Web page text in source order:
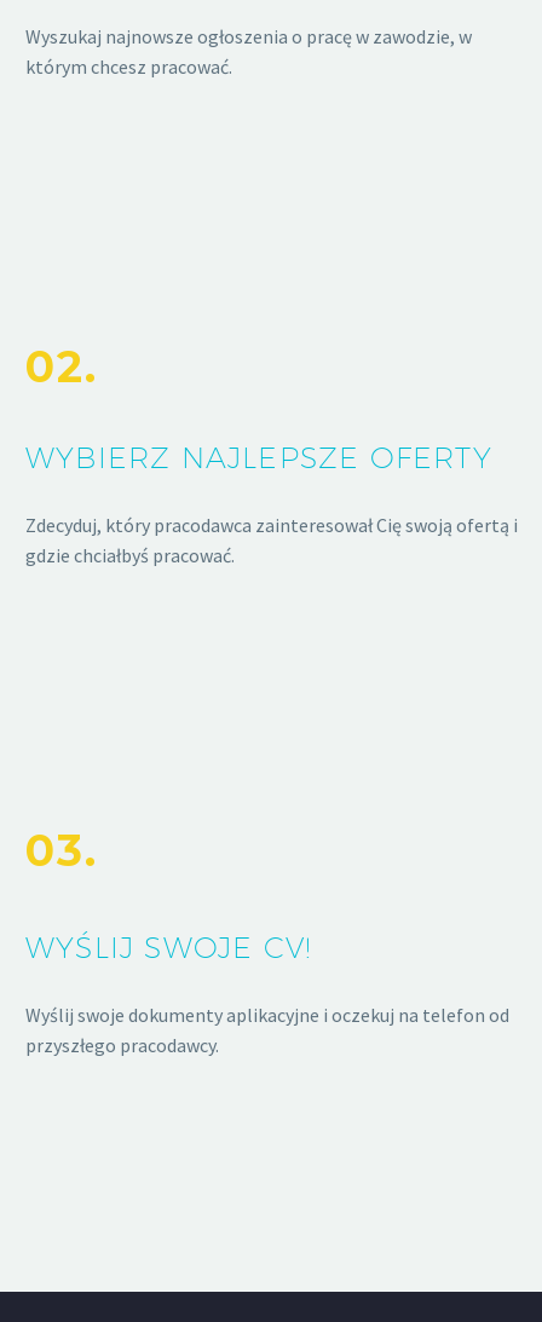
Wyszukaj najnowsze ogłoszenia o pracę w zawodzie, w
którym chcesz pracować.
02.
WYBIERZ NAJLEPSZE OFERTY
Zdecyduj, który pracodawca zainteresował Cię swoją ofertą i
gdzie chciałbyś pracować.
03.
WYŚLIJ SWOJE CV!
Wyślij swoje dokumenty aplikacyjne i oczekuj na telefon od
przyszłego pracodawcy.